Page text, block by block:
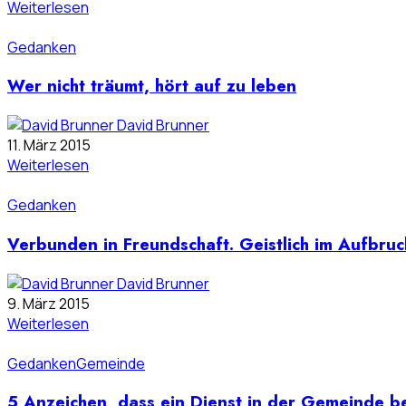
Weiterlesen
Gedanken
Wer nicht träumt, hört auf zu leben
David Brunner
11. März 2015
Weiterlesen
Gedanken
Verbunden in Freundschaft. Geistlich im
David Brunner
9. März 2015
Weiterlesen
GedankenGemeinde